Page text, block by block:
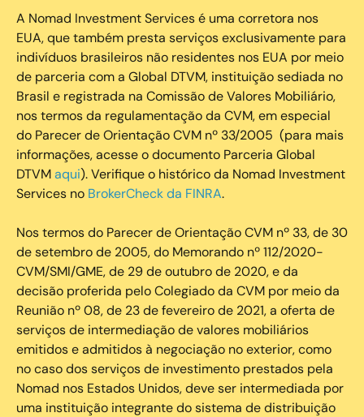
‍A Nomad Investment Services é uma corretora nos
EUA, que também presta serviços exclusivamente para
indivíduos brasileiros não residentes nos EUA por meio
de parceria com a Global DTVM, instituição sediada no
Brasil e registrada na Comissão de Valores Mobiliário,
nos termos da regulamentação da CVM, em especial
do Parecer de Orientação CVM nº 33/2005 (para mais
informações, acesse o documento Parceria Global
DTVMaqui). Verifique o histórico da Nomad Investment
Services no BrokerCheck da FINRA.
Nos termos do Parecer de Orientação CVM nº 33, de 30
de setembro de 2005, do Memorando nº 112/2020-
CVM/SMI/GME, de 29 de outubro de 2020, e da
decisão proferida pelo Colegiado da CVM por meio da
Reunião nº 08, de 23 de fevereiro de 2021, a oferta de
serviços de intermediação de valores mobiliários
emitidos e admitidos à negociação no exterior, como
no caso dos serviços de investimento prestados pela
Nomad nos Estados Unidos, deve ser intermediada por
uma instituição integrante do sistema de distribuição